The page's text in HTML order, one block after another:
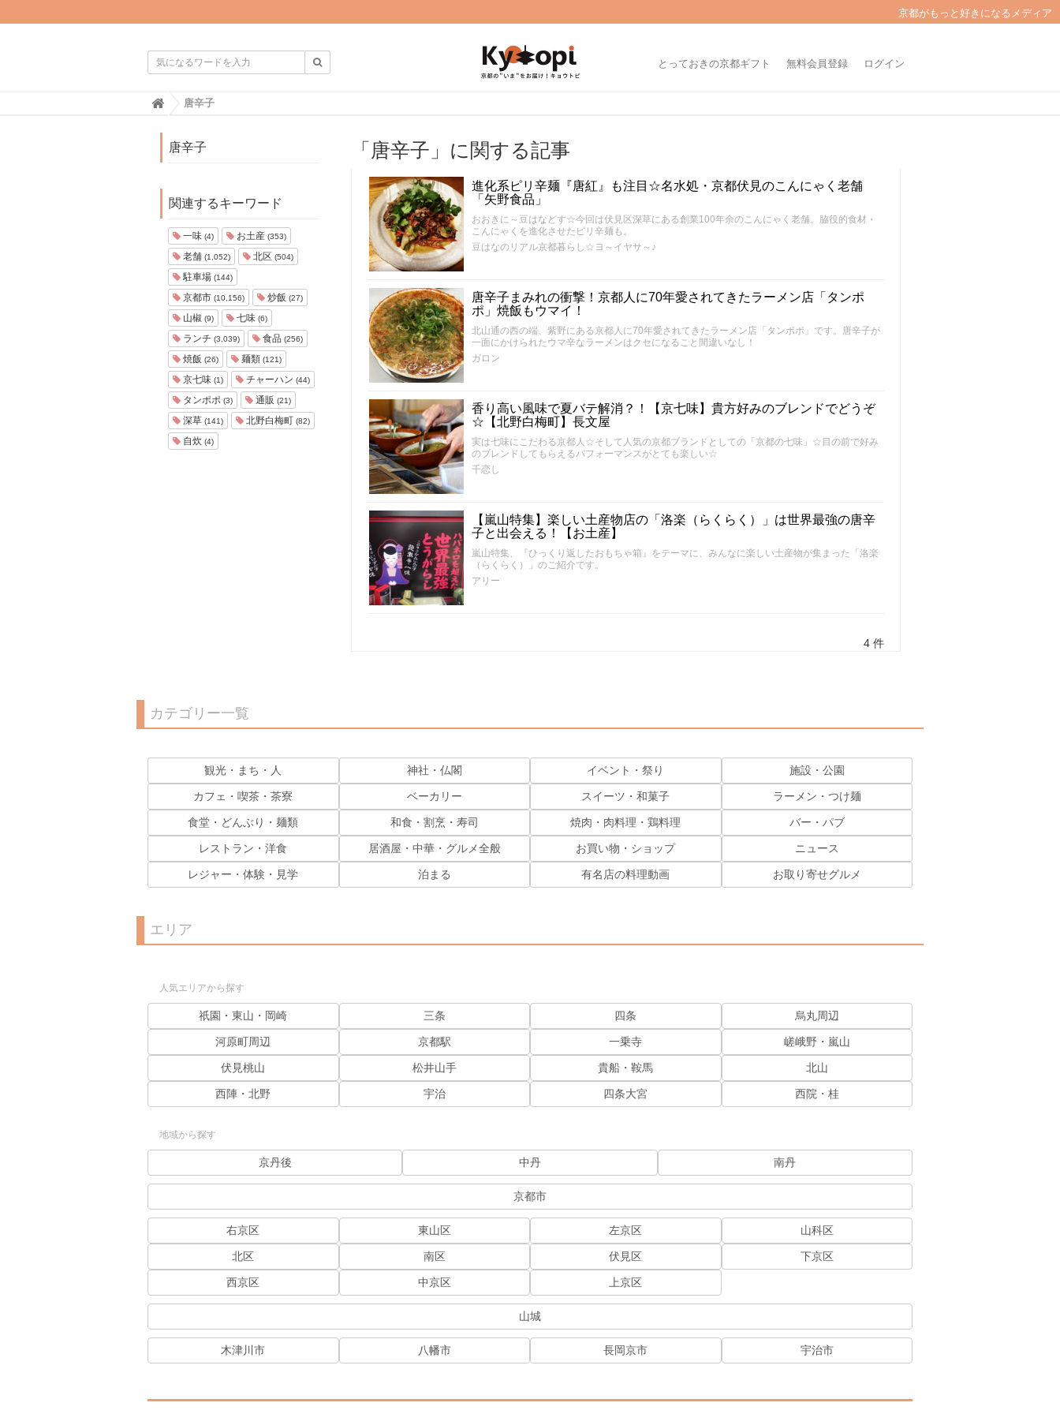
京都がもっと好きになるメディア
とっておきの京都ギフト 無料会員登録 ログイン
H
唐辛子
唐辛子
関連するキーワード
一味 (4) お土産 (353)
老舗 (1,052) 北区 (504)
駐車場 (144)
京都市 (10,156) 炒飯 (27)
山椒 (9) 七味 (6)
ランチ (3,039) 食品 (256)
焼飯 (26) 麺類 (121)
京七味 (1) チャーハン (44)
タンポポ (3) 通販 (21)
深草 (141) 北野白梅町 (82)
自炊 (4)
「唐辛子」に関する記事
進化系ピリ辛麺『唐紅』も注目☆名水処・京都伏見のこんにゃく老舗
「矢野食品」
おおきに～豆はなどす☆今回は伏見区深草にある創業100年余のこんにゃく老舗。脇役的食材・
こんにゃくを進化させたピリ辛麺も。
豆はなのリアル京都暮らし☆ヨ～イヤサ～♪
唐辛子まみれの衝撃！京都人に70年愛されてきたラーメン店「タンポ
ポ」焼飯もウマイ！
北山通の西の端、紫野にある京都人に70年愛されてきたラーメン店「タンポポ」です。唐辛子が
一面にかけられたウマ辛なラーメンはクセになること間違いなし！
ガロン
香り高い風味で夏バテ解消？！【京七味】貴方好みのブレンドでどうぞ
☆【北野白梅町】長文屋
実は七味にこだわる京都人☆そして人気の京都ブランドとしての「京都の七味」☆目の前で好み
のブレンドしてもらえるパフォーマンスがとても楽しい☆
千恋し
【嵐山特集】楽しい土産物店の「洛楽（らくらく）」は世界最強の唐辛
子と出会える！【お土産】
嵐山特集、『ひっくり返したおもちゃ箱』をテーマに、みんなに楽しい土産物が集まった「洛楽
（らくらく）」のご紹介です。
アリー
4 件
カテゴリー一覧
観光・まち・人 神社・仏閣 イベント・祭り 施設・公園
カフェ・喫茶・茶寮 ベーカリー スイーツ・和菓子 ラーメン・つけ麺
食堂・どんぶり・麺類 和食・割烹・寿司 焼肉・肉料理・鶏料理 バー・パブ
レストラン・洋食 居酒屋・中華・グルメ全般 お買い物・ショップ ニュース
レジャー・体験・見学 泊まる 有名店の料理動画 お取り寄せグルメ
エリア
人気エリアから探す
祇園・東山・岡崎 三条 四条 烏丸周辺
河原町周辺 京都駅 一乗寺 嵯峨野・嵐山
伏見桃山 松井山手 貴船・鞍馬 北山
西陣・北野 宇治 四条大宮 西院・桂
地域から探す
京丹後 中丹 南丹
京都市
右京区 東山区 左京区 山科区
北区 南区 伏見区 下京区
西京区 中京区 上京区
山城
木津川市 八幡市 長岡京市 宇治市